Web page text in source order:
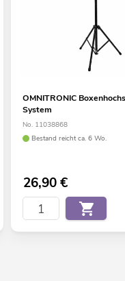
OMNITRONIC
System
No. 11038868
Bestand reicht ca. 6 Wo.
26,90€